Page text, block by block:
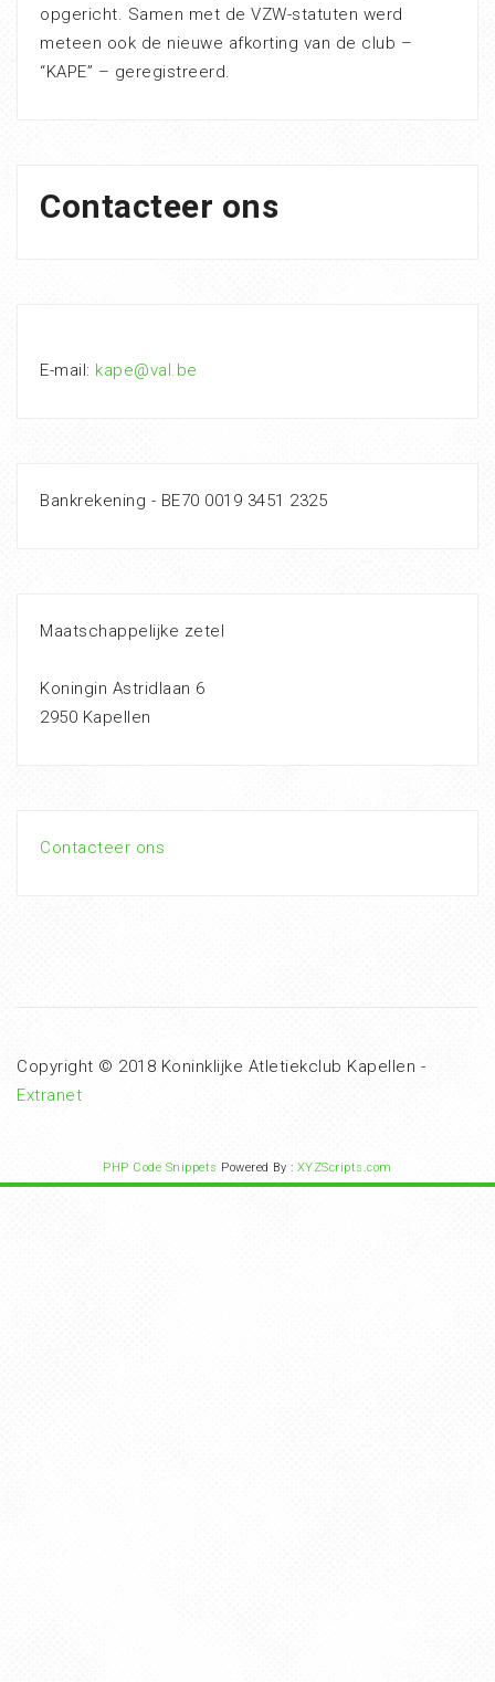
opgericht. Samen met de VZW-statuten werd
meteen ook de nieuwe afkorting van de club –
“KAPE” – geregistreerd.
Contacteer ons
E-mail: kape@val.be
Bankrekening - BE70 0019 3451 2325
Maatschappelijke zetel
Koningin Astridlaan 6
2950 Kapellen
Contacteer ons
Copyright © 2018 Koninklijke Atletiekclub Kapellen -
Extranet
PHP Code Snippets Powered By : XYZScripts.com